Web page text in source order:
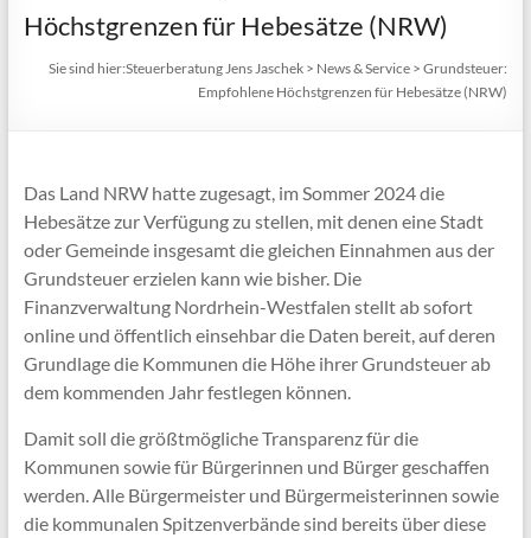
Höchstgrenzen für Hebesätze (NRW)
Sie sind hier:Steuerberatung Jens Jaschek > News & Service >Grundsteuer:
Empfohlene Höchstgrenzen für Hebesätze (NRW)
Das Land NRW hatte zugesagt, im Sommer 2024 die
Hebesätze zur Verfügung zu stellen, mit denen eine Stadt
oder Gemeinde insgesamt die gleichen Einnahmen aus der
Grundsteuer erzielen kann wie bisher. Die
Finanzverwaltung Nordrhein-Westfalen stellt ab sofort
online und öffentlich einsehbar die Daten bereit, auf deren
Grundlage die Kommunen die Höhe ihrer Grundsteuer ab
dem kommenden Jahr festlegen können.
Damit soll die größtmögliche Transparenz für die
Kommunen sowie für Bürgerinnen und Bürger geschaffen
werden. Alle Bürgermeister und Bürgermeisterinnen sowie
die kommunalen Spitzenverbände sind bereits über diese